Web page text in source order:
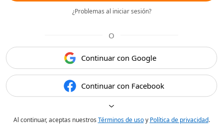
¿Problemas al iniciar sesión?
O
Continuar con Google
Continuar con Facebook
Al continuar, aceptas nuestros Términos de usoy Política de privacidad.